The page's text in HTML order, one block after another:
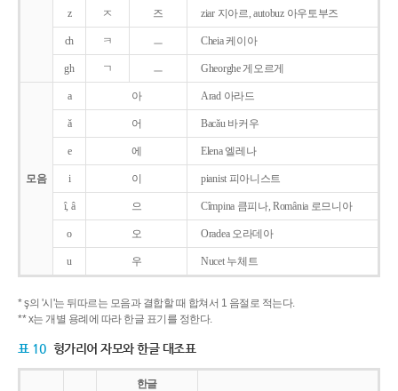
z ㅈ 즈 ziar 지아르, autobuz 아우토부즈
ch ㅋ ㅡ Cheia 케이아
gh ㄱ ㅡ Gheorghe 게오르게
모음
a 아 Arad 아라드
ǎ 어 Bacǎu 바커우
e 에 Elena 엘레나
i 이 pianist 피아니스트
î, â 으 Cîmpina 큼피나, România 로므니아
o 오 Oradea 오라데아
u 우 Nucet 누체트
* ş의 '시'는 뒤따르는 모음과 결합할 때 합쳐서 1 음절로 적는다.
** x는 개별 용례에 따라 한글 표기를 정한다.
표 10 헝가리어 자모와 한글 대조표
한글